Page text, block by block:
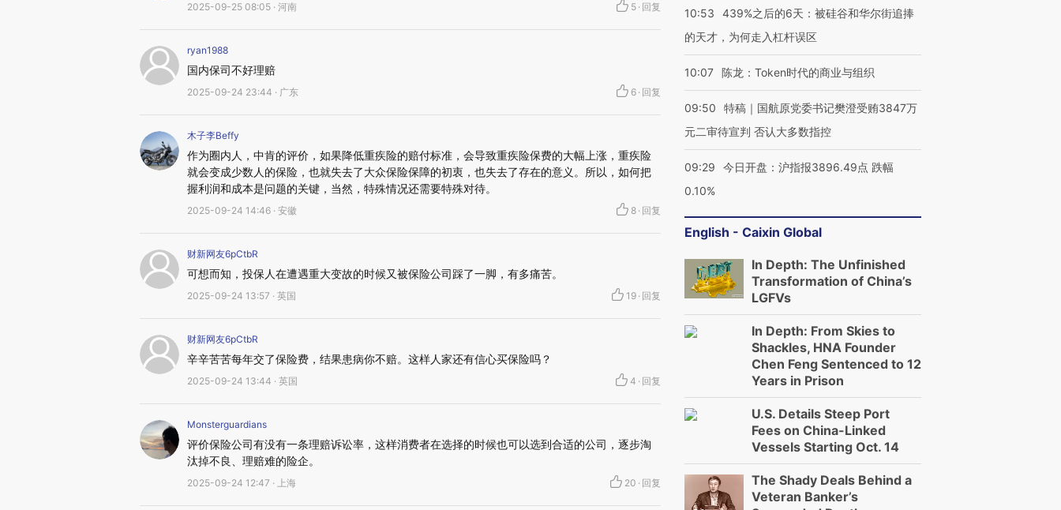
2025-09-25 08:05 · 河南 5 · 回复
ryan1988
国内保司不好理赔
2025-09-24 23:44 · 广东 6 · 回复
木子李Beffy
作为圈内人，中肯的评价，如果降低重疾险的赔付标准，会导致重疾险保费的大幅上涨，重疾险
就会变成少数人的保险，也就失去了大众保险保障的初衷，也失去了存在的意义。所以，如何把
握利润和成本是问题的关键，当然，特殊情况还需要特殊对待。
2025-09-24 14:46 · 安徽 8 · 回复
财新网友6pCtbR
可想而知，投保人在遭遇重大变故的时候又被保险公司踩了一脚，有多痛苦。
2025-09-24 13:57 · 英国 19 · 回复
财新网友6pCtbR
辛辛苦苦每年交了保险费，结果患病你不赔。这样人家还有信心买保险吗？
2025-09-24 13:44 · 英国 4 · 回复
Monsterguardians
评价保险公司有没有一条理赔诉讼率，这样消费者在选择的时候也可以选到合适的公司，逐步淘
汰掉不良、理赔难的险企。
2025-09-24 12:47 · 上海 20 · 回复
10:53
439%之后的6天：被硅谷和华尔街追捧
的天才，为何走入杠杆误区
10:07 陈龙：Token时代的商业与组织
09:50
特稿｜国航原党委书记樊澄受贿3847万
元二审待宣判 否认大多数指控
09:29
今日开盘：沪指报3896.49点 跌幅
0.10%
English - Caixin Global
In Depth: The Unfinished
Transformation of China’s
LGFVs
In Depth: From Skies to
Shackles, HNA Founder
Chen Feng Sentenced to 12
Years in Prison
U.S. Details Steep Port
Fees on China-Linked
Vessels Starting Oct. 14
The Shady Deals Behind a
Veteran Banker’s